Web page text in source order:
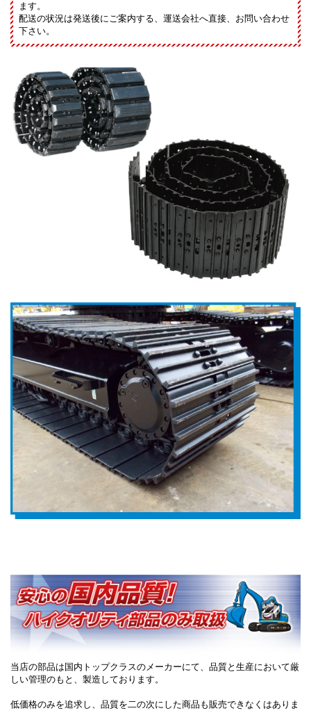
ます。
配送の状況は発送後にご案内する、運送会社へ直接、お問い合わせ
下さい。
当店の部品は国内トップクラスのメーカーにて、品質と生産において厳
しい管理のもと、製造しております。
低価格のみを追求し、品質を二の次にした商品も販売できなくはありま